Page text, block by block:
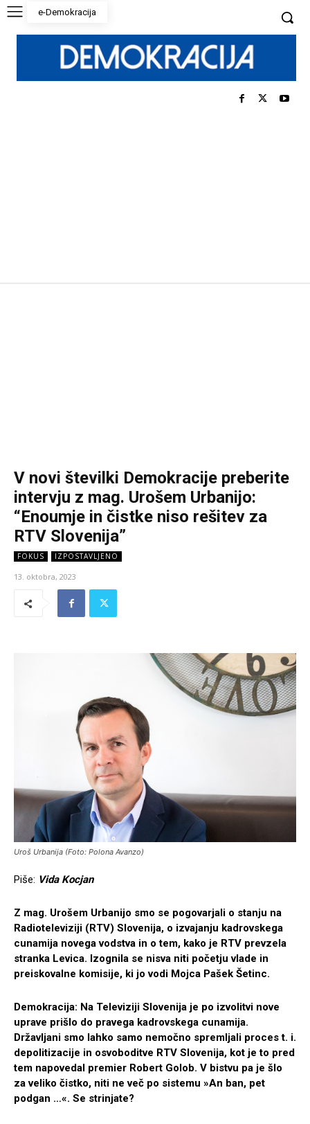
e-Demokracija
V novi številki Demokracije preberite
intervju z mag. Urošem Urbanijo:
“Enoumje in čistke niso rešitev za
RTV Slovenija”
FOKUS IZPOSTAVLJENO
13. oktobra, 2023
Uroš Urbanija (Foto: Polona Avanzo)
Piše: Vida Kocjan
Z mag. Urošem Urbanijo smo se pogovarjali o stanju na
Radioteleviziji (RTV) Slovenija, o izvajanju kadrovskega
cunamija novega vodstva in o tem, kako je RTV prevzela
stranka Levica. Izognila se nisva niti početju vlade in
preiskovalne komisije, ki jo vodi Mojca Pašek Šetinc.
Demokracija: Na Televiziji Slovenija je po izvolitvi nove
uprave prišlo do pravega kadrovskega cunamija.
Državljani smo lahko samo nemočno spremljali proces t. i.
depolitizacije in osvoboditve RTV Slovenija, kot je to pred
tem napovedal premier Robert Golob. V bistvu pa je šlo
za veliko čistko, niti ne več po sistemu »An ban, pet
podgan …«. Se strinjate?